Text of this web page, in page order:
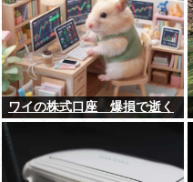
ワイの株式口座 爆損で逝く